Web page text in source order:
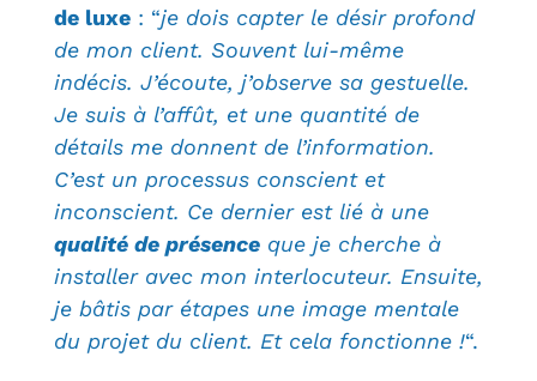
de luxe: “je dois capter le désir profond
de mon client. Souvent lui-même
indécis. J’écoute, j’observe sa gestuelle.
Je suis à l’affût, et une quantité de
détails me donnent de l’information.
C’est un processus conscient et
inconscient. Ce dernier est lié à une
qualité de présenceque je cherche à
installer avec mon interlocuteur. Ensuite,
je bâtis par étapes une image mentale
du projet du client. Et cela fonctionne !“.